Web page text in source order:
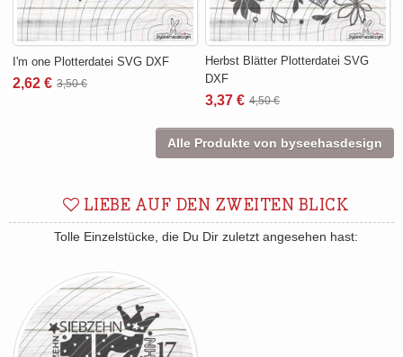
I'm one Plotterdatei SVG DXF
2,62 € 3,50 €
Herbst Blätter Plotterdatei SVG
DXF
3,37 € 4,50 €
Alle Produkte von byseehasdesign
LIEBE AUF DEN ZWEITEN BLICK
Tolle Einzelstücke, die Du Dir zuletzt angesehen hast: